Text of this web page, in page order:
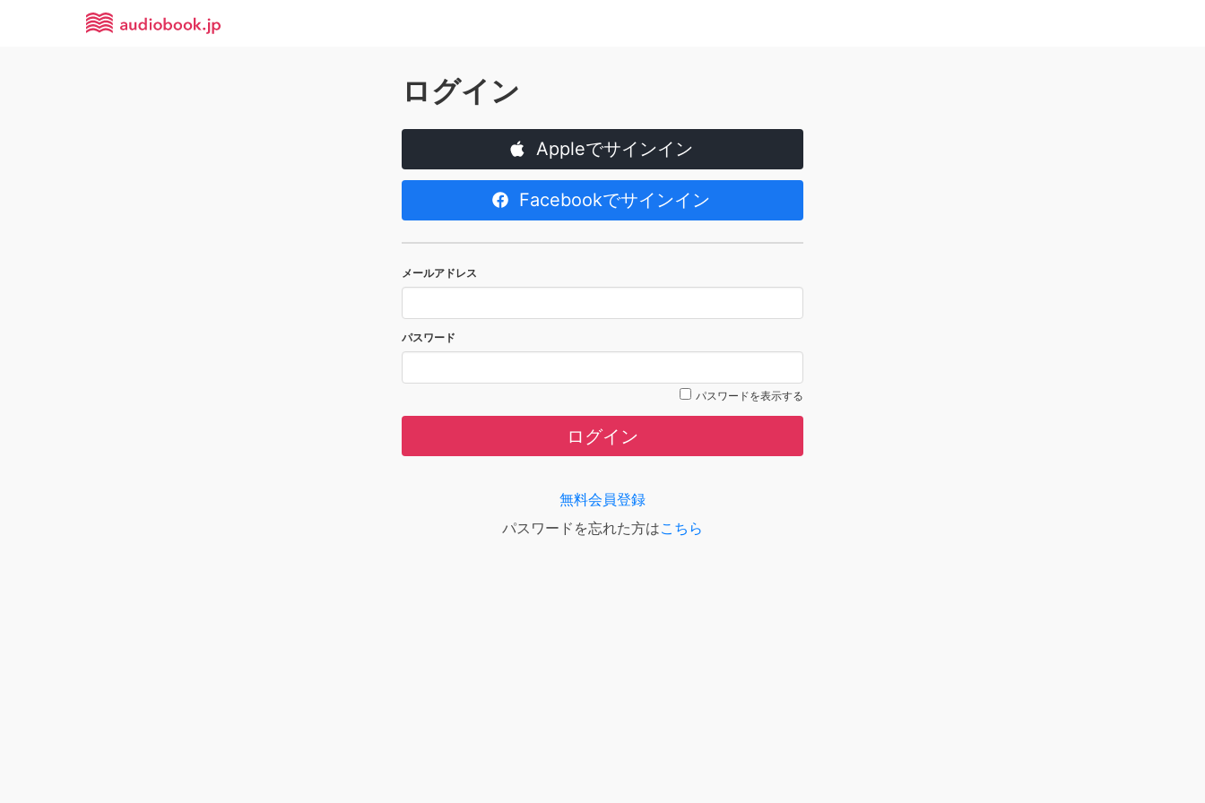
ログイン
Appleでサインイン
Facebookでサインイン
メールアドレス
パスワード
パスワードを表示する
ログイン
無料会員登録
パスワードを忘れた方はこちら